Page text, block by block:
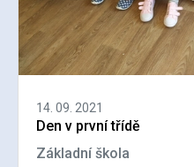
14. 09. 2021
Den v první třídě
Základní škola